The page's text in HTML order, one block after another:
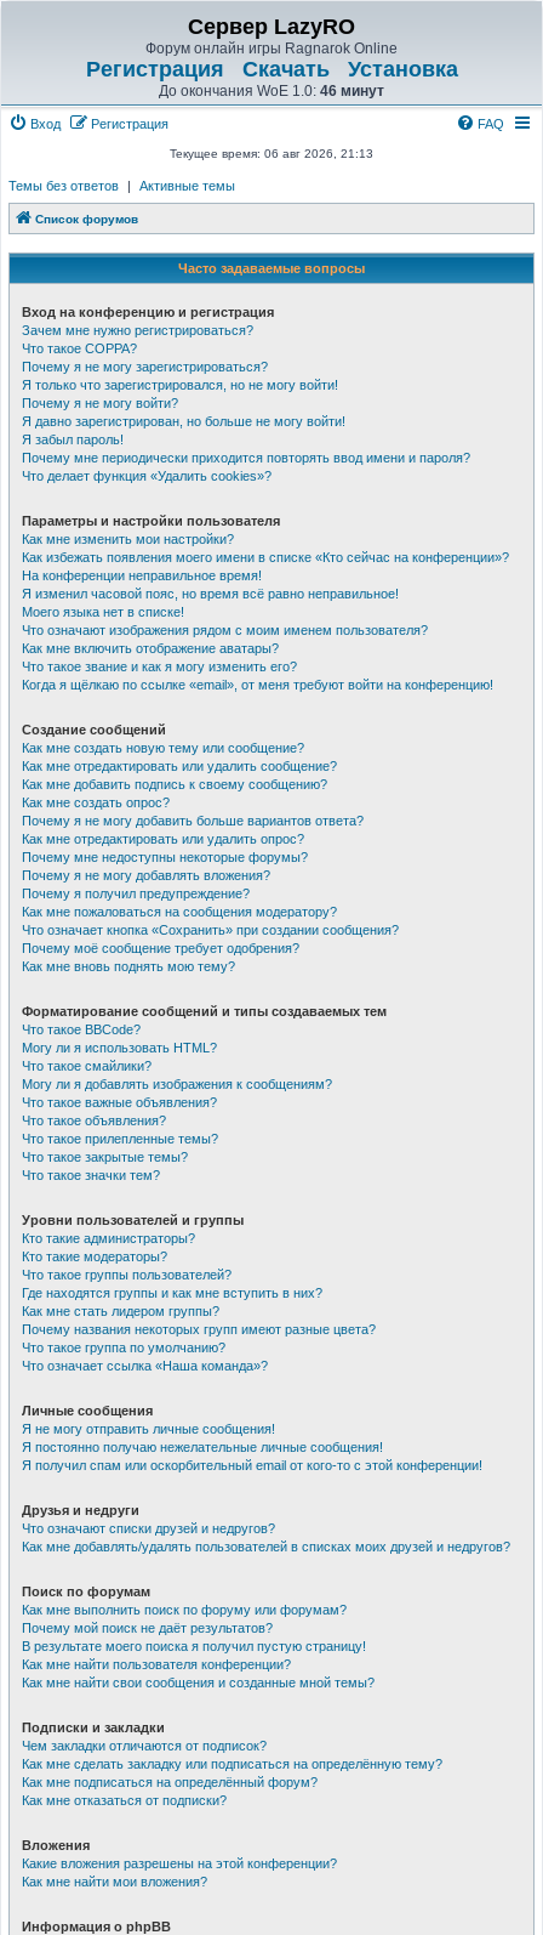
Сервер LazyRO
Форум онлайн игры Ragnarok Online
Регистрация Скачать Установка
До окончания WoE 1.0: 46 минут
Вход Регистрация FAQ
Текущее время: 06 авг 2026, 21:13
Темы без ответов | Активные темы
Список форумов
Часто задаваемые вопросы
Вход на конференцию и регистрация
Зачем мне нужно регистрироваться?
Что такое COPPA?
Почему я не могу зарегистрироваться?
Я только что зарегистрировался, но не могу войти!
Почему я не могу войти?
Я давно зарегистрирован, но больше не могу войти!
Я забыл пароль!
Почему мне периодически приходится повторять ввод имени и пароля?
Что делает функция «Удалить cookies»?
Параметры и настройки пользователя
Как мне изменить мои настройки?
Как избежать появления моего имени в списке «Кто сейчас на конференции»?
На конференции неправильное время!
Я изменил часовой пояс, но время всё равно неправильное!
Моего языка нет в списке!
Что означают изображения рядом с моим именем пользователя?
Как мне включить отображение аватары?
Что такое звание и как я могу изменить его?
Когда я щёлкаю по ссылке «email», от меня требуют войти на конференцию!
Создание сообщений
Как мне создать новую тему или сообщение?
Как мне отредактировать или удалить сообщение?
Как мне добавить подпись к своему сообщению?
Как мне создать опрос?
Почему я не могу добавить больше вариантов ответа?
Как мне отредактировать или удалить опрос?
Почему мне недоступны некоторые форумы?
Почему я не могу добавлять вложения?
Почему я получил предупреждение?
Как мне пожаловаться на сообщения модератору?
Что означает кнопка «Сохранить» при создании сообщения?
Почему моё сообщение требует одобрения?
Как мне вновь поднять мою тему?
Форматирование сообщений и типы создаваемых тем
Что такое BBCode?
Могу ли я использовать HTML?
Что такое смайлики?
Могу ли я добавлять изображения к сообщениям?
Что такое важные объявления?
Что такое объявления?
Что такое прилепленные темы?
Что такое закрытые темы?
Что такое значки тем?
Уровни пользователей и группы
Кто такие администраторы?
Кто такие модераторы?
Что такое группы пользователей?
Где находятся группы и как мне вступить в них?
Как мне стать лидером группы?
Почему названия некоторых групп имеют разные цвета?
Что такое группа по умолчанию?
Что означает ссылка «Наша команда»?
Личные сообщения
Я не могу отправить личные сообщения!
Я постоянно получаю нежелательные личные сообщения!
Я получил спам или оскорбительный email от кого-то с этой конференции!
Друзья и недруги
Что означают списки друзей и недругов?
Как мне добавлять/удалять пользователей в списках моих друзей и недругов?
Поиск по форумам
Как мне выполнить поиск по форуму или форумам?
Почему мой поиск не даёт результатов?
В результате моего поиска я получил пустую страницу!
Как мне найти пользователя конференции?
Как мне найти свои сообщения и созданные мной темы?
Подписки и закладки
Чем закладки отличаются от подписок?
Как мне сделать закладку или подписаться на определённую тему?
Как мне подписаться на определённый форум?
Как мне отказаться от подписки?
Вложения
Какие вложения разрешены на этой конференции?
Как мне найти мои вложения?
Информация о phpBB